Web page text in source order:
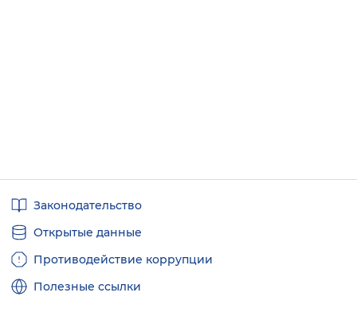
ссылкиЗаконодательство
Открытые данные
Противодействие коррупции
Полезные ссылки